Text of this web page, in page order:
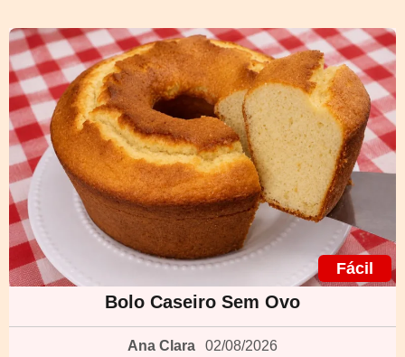
Fácil
Bolo Caseiro Sem Ovo
Ana Clara 02/08/2026